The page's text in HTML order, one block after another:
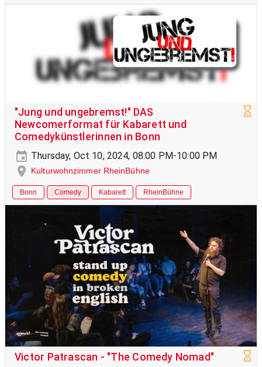
"Jung und ungebremst!" DAS
Newcomerformat für Kabarett und
Comedykünstlerinnen in Bonn
Thursday, Oct 10, 2024, 08:00 PM-10:00 PM
Kulturwohnzimmer RheinBühne
Bonn Comedy Kabarett RheinBühne
Victor Patrascan - "The Comedy Nomad"